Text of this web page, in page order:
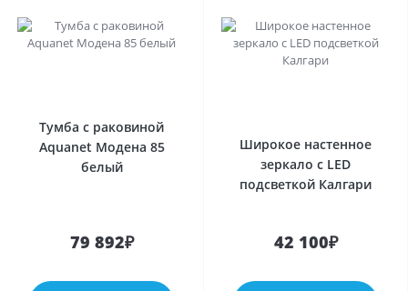
Тумба с раковиной
Aquanet Модена 85
белый
79 892₽
Широкое настенное
зеркало с LED
подсветкой Калгари
42 100₽